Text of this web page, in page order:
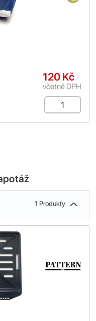
120 Kč
včetně DPH
1 Produkty